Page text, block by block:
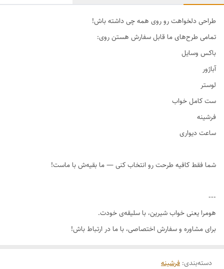
طراحی دلخواهت رو روی همه چی داشته باش!
تمامی طرح‌های ما قابل سفارش هستن روی:
باکس وسایل
آباژور
لوستر
ست کامل خواب
فرشینه
ساعت دیواری
شما فقط کافیه طرحت رو انتخاب کنی — ما بقیه‌ش با ماست!
---
هومرا یعنی خواب شیرین، با سلیقه‌ی خودت.
برای مشاوره و سفارش اختصاصی، با ما در ارتباط باش!
دسته‌بندی: فرشینه